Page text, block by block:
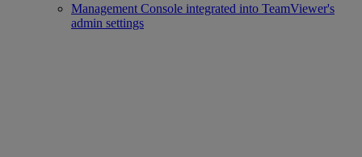
Management Console integrated into TeamViewer's
admin settings